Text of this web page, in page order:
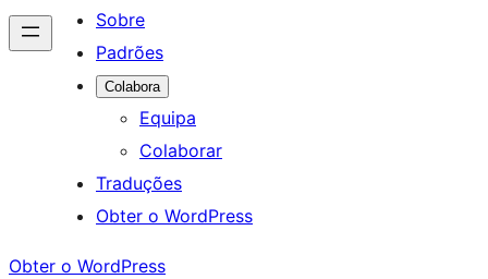
Sobre
Padrões
Colabora
Equipa
Colaborar
Traduções
Obter o WordPress
Obter o WordPress